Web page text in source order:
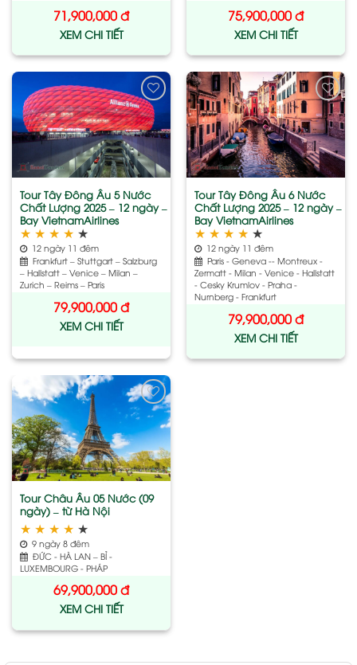
71,900,000đ
XEM CHI TIẾT
75,900,000đ
XEM CHI TIẾT
Add
to
wishlist
Tour Tây Đông Âu 5 Nước
Chất Lượng 2025 – 12 ngày –
Bay VietnamAirlines
★ ★ ★ ★ ★
12 ngày 11 đêm
Frankfurt – Stuttgart – Salzburg
– Hallstatt – Venice – Milan –
Zurich – Reims – Paris
79,900,000đ
XEM CHI TIẾT
Add
to
wishlist
Tour Tây Đông Âu 6 Nước
Chất Lượng 2025 – 12 ngày –
Bay VietnamAirlines
★ ★ ★ ★ ★
12 ngày 11 đêm
Paris - Geneva -- Montreux -
Zermatt - Milan - Venice - Hallstatt
- Cesky Krumlov - Praha -
Nurnberg - Frankfurt
79,900,000đ
XEM CHI TIẾT
Add
to
wishlist
Tour Châu Âu 05 Nước (09
ngày) – từ Hà Nội
★ ★ ★ ★ ★
9 ngày 8 đêm
ĐỨC - HÀ LAN – BỈ -
LUXEMBOURG - PHÁP
69,900,000đ
XEM CHI TIẾT